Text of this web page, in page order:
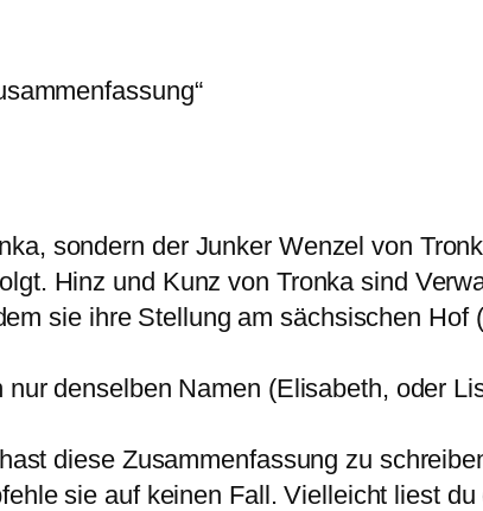
sondern der Junker Wenzel von
Hinz und Kunz von Tronka sind
sie ihre Stellung am sächsischen Hof
denselben Namen (Elisabeth, oder
diese Zusammenfassung zu
sie auf keinen Fall. Vielleicht liest